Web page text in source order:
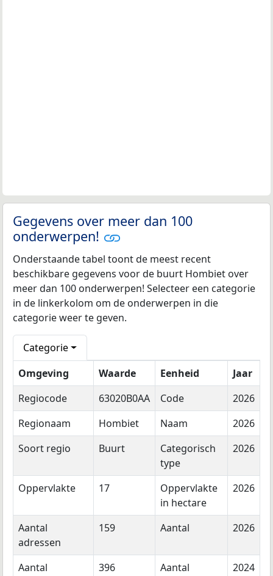
Gegevens over meer dan 100
onderwerpen!
Onderstaande tabel toont de meest recent
beschikbare gegevens voor de buurt Hombiet over
meer dan 100 onderwerpen! Selecteer een categorie
in de linkerkolom om de onderwerpen in die
categorie weer te geven.
Categorie
Omgeving
Waarde Eenheid
Jaar
Regiocode
63020B0AA Code
2026
Regionaam
Hombiet Naam
2026
Soort regio
Buurt
Categorisch
type
2026
Oppervlakte 17
Oppervlakte
in hectare
2026
Aantal
adressen
159 Aantal 2026
Aantal
396 Aantal 2024